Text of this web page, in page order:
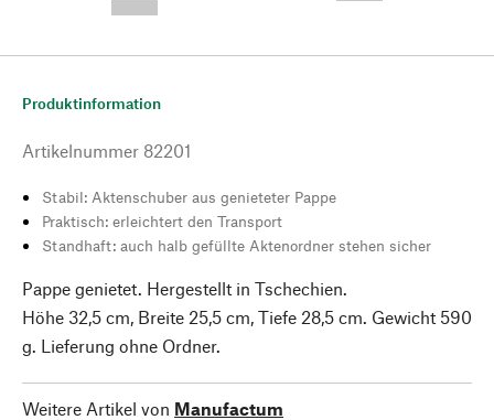
Produktinformation
Artikelnummer 82201
Stabil: Aktenschuber aus genieteter Pappe
Praktisch: erleichtert den Transport
Standhaft: auch halb gefüllte Aktenordner stehen sicher
Pappe genietet. Hergestellt in Tschechien.
Höhe 32,5 cm, Breite 25,5 cm, Tiefe 28,5 cm. Gewicht 590
g. Lieferung ohne Ordner.
Weitere Artikel von Manufactum